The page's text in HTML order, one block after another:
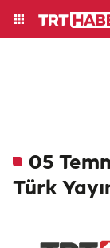
05
Türk